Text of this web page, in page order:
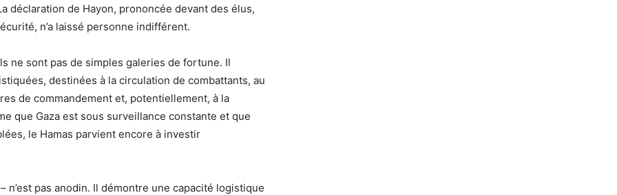
déclaration de Hayon, prononcée devant des élus,
n’a laissé personne indifférent.
ne sont pas de simples galeries de fortune. Il
destinées à la circulation de combattants, au
de commandement et, potentiellement, à la
que Gaza est sous surveillance constante et que
le Hamas parvient encore à investir
pas anodin. Il démontre une capacité logistique